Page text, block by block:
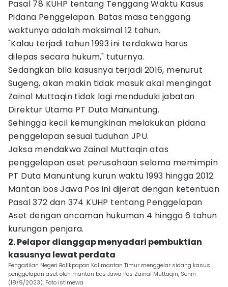
Pasal 78 KUHP tentang Tenggang Waktu Kasus
Pidana Penggelapan. Batas masa tenggang
waktunya adalah maksimal 12 tahun.
"Kalau terjadi tahun 1993 ini terdakwa harus
dilepas secara hukum," tuturnya.
Sedangkan bila kasusnya terjadi 2016, menurut
Sugeng, akan makin tidak masuk akal mengingat
Zainal Muttaqin tidak lagi menduduki jabatan
Direktur Utama PT Duta Manuntung.
Sehingga kecil kemungkinan melakukan pidana
penggelapan sesuai tuduhan JPU.
Jaksa mendakwa Zainal Muttaqin atas
penggelapan aset perusahaan selama memimpin
PT Duta Manuntung kurun waktu 1993 hingga 2012.
Mantan bos Jawa Pos ini dijerat dengan ketentuan
Pasal 372 dan 374 KUHP tentang Penggelapan
Aset dengan ancaman hukuman 4 hingga 6 tahun
kurungan penjara.
2. Pelapor dianggap menyadari pembuktian
kasusnya lewat perdata
Pengadilan Negeri Balikpapan Kalimantan Timur menggelar sidang kasus
penggelapan aset oleh mantan bos Jawa Pos Zainal Muttaqin, Senin
(18/9/2023). Foto istimewa